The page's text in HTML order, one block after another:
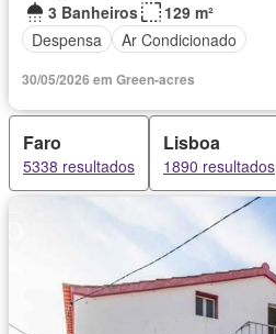
3 Banheiros
129 m²
Despensa
Ar Condicionado
30/05/2026 em Green-acres
Faro
5338 resultados
Lisboa
1890 resultados